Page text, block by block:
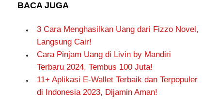
BACA JUGA
3 Cara Menghasilkan Uang dari Fizzo Novel,
Langsung Cair!
Cara Pinjam Uang di Livin by Mandiri
Terbaru 2024, Tembus 100 Juta!
11+ Aplikasi E-Wallet Terbaik dan Terpopuler
di Indonesia 2023, Dijamin Aman!